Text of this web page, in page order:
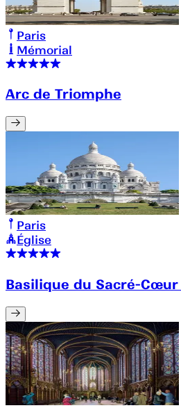
Paris
Mémorial
Arc de Triomphe
Paris
Église
Basilique du Sacré-